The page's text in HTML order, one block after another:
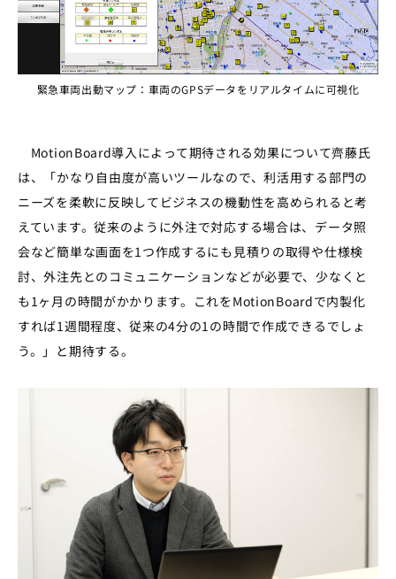
緊急車両出動マップ：車両のGPSデータをリアルタイムに可視化
MotionBoard導入によって期待される効果について齊藤氏
は、「かなり自由度が高いツールなので、利活用する部門の
ニーズを柔軟に反映してビジネスの機動性を高められると考
えています。従来のように外注で対応する場合は、データ照
会など簡単な画面を1つ作成するにも見積りの取得や仕様検
討、外注先とのコミュニケーションなどが必要で、少なくと
も1ヶ月の時間がかかります。これをMotionBoardで内製化
すれば1週間程度、従来の4分の1の時間で作成できるでしょ
う。」と期待する。